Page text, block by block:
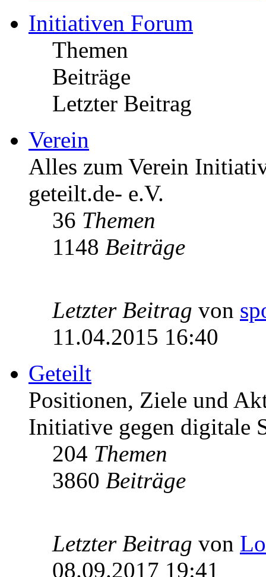
Initiativen Forum
Themen
Beiträge
Letzter Beitrag
Verein
Alles zum Verein
geteilt.de- e.V.
36 Themen
1148 Beiträge
Letzter Beitrag von
11.04.2015 16:40
Geteilt
Positionen, Ziele und
Initiative gegen digitale
204 Themen
3860 Beiträge
Letzter Beitrag von
08.09.2017 19:41